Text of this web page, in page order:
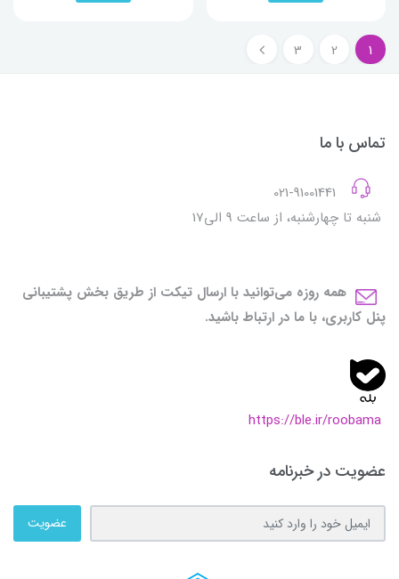
1
2
3
تماس با ما
شنبه تا چهارشنبه، از ساعت 9 الی17
همه روزه می‌توانید با ارسال تیکت از طریق بخش پشتیبانی
پنل کاربری، با ما در ارتباط باشید.
https://ble.ir/roobama
عضویت در خبرنامه
عضویت